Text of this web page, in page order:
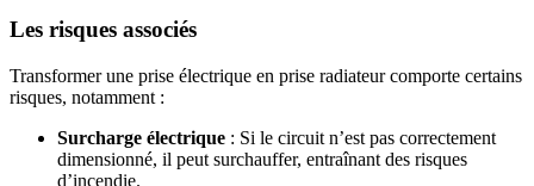
Les risques associés
Transformer une prise électrique en prise radiateur comporte certains
risques, notamment :
Surcharge électrique : Si le circuit n’est pas correctement
dimensionné, il peut surchauffer, entraînant des risques
d’incendie.